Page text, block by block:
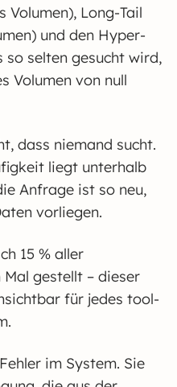
Volumen), Long-Tail
und den Hyper-
so selten gesucht wird,
Volumen von null
dass niemand sucht.
liegt unterhalb
Anfrage ist so neu,
vorliegen.
15 % aller
gestellt – dieser
für jedes tool-
im System. Sie